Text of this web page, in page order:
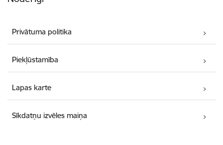
Privātuma politika
Piekļūstamība
Lapas karte
Sīkdatņu izvēles maiņa